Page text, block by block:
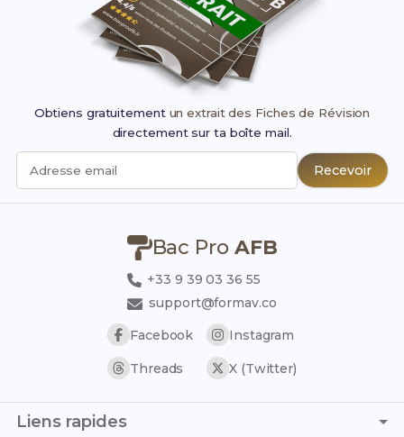
Obtiens gratuitement un extrait des Fiches de Révision
directement sur ta boîte mail.
Adresse email Recevoir
Bac Pro AFB
+33 9 39 03 36 55
support@formav.co
Facebook
Instagram
Threads X (Twitter)
Liens rapides